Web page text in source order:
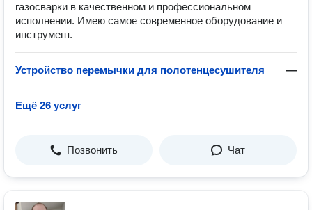
газосварки в качественном и профессиональном
исполнении. Имею самое современное оборудование и
инструмент.
Устройство перемычки для полотенцесушителя —
Ещё 26 услуг
Позвонить Чат